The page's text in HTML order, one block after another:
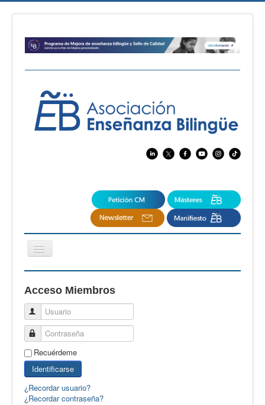
Cambiar
navegación
CertAcleB
Profesores Visitantes
Calidad
Artículos
Recursos
Observatorio EB
Acceso Miembros
Usuario
Contraseña
Recuérdeme
Identificarse
¿Recordar usuario?
¿Recordar contraseña?